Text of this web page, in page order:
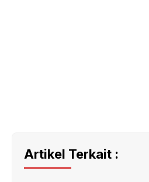
Artikel Terkait :